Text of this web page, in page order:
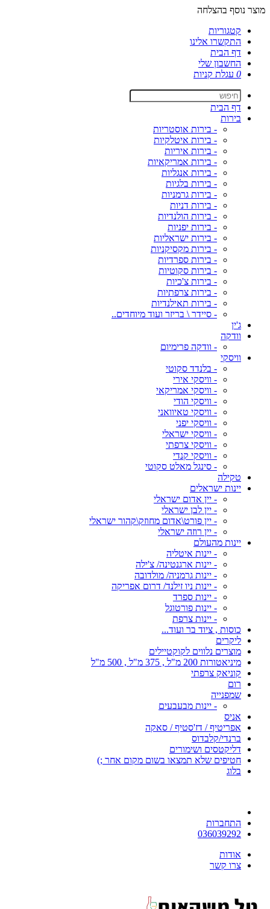
מוצר נוסף בהצלחה
קטגוריות
התקשרו אלינו
דף הבית
החשבון שלי
0 עגלת קניות
דף הבית
בירות
- בירות אוסטריות
- בירות איטלקיות
- בירות איריות
- בירות אמריקאיות
- בירות אנגליות
- בירות בלגיות
- בירות גרמניות
- בירות דניות
- בירות הולנדיות
- בירות יפניות
- בירות ישראליות
- בירות מקסיקניות
- בירות ספרדיות
- בירות סקוטיות
- בירות צ'כיות
- בירות צרפתיות
- בירות תאילנדיות
- סיידר \ בריזר ועוד מיוחדים..
ג'ין
וודקה
- וודקה פרימיום
וויסקי
- בלנדד סקוטי
- וויסקי אירי
- וויסקי אמריקאי
- וויסקי הודי
- וויסקי טאיוואני
- וויסקי יפני
- וויסקי ישראלי
- וויסקי צרפתי
- וויסקי קנדי
- סינגל מאלט סקוטי
טקילה
יינות ישראלים
- יין אדום ישראלי
- יין לבן ישראלי
- יין פורט\אדום מחוזק\קהור ישראלי
- יין רוזה ישראלי
יינות מהעולם
- יינות איטליה
- יינות ארגנטינה/ צ'ילה
- יינות גרמניה/ מולדובה
- יינות ניו זילנד/ דרום אפריקה
- יינות ספרד
- יינות פורטוגל
- יינות צרפת
כוסות , ציוד בר ועוד...
ליקרים
מוצרים נלווים לקוקטיילים
מיניאטורות 200 מ"ל , 375 מ"ל , 500 מ"ל
קוניאק צרפתי
רום
שמפנייה
- יינות מבעבעים
אניס
אפריטיף / דז'סטיף / סאקה
ברנדי/קלבדוס
דליקטסים ושימורים
חטיפים שלא תמצאו בשום מקום אחר ;)
בלוג
התחברות
036039292
אודות
צרו קשר